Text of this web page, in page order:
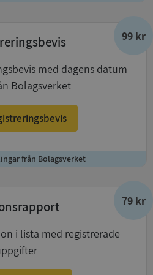
99 kr
med dagens datum
Bolagsverket
från Bolagsverket
79 kr
i lista med registrerade